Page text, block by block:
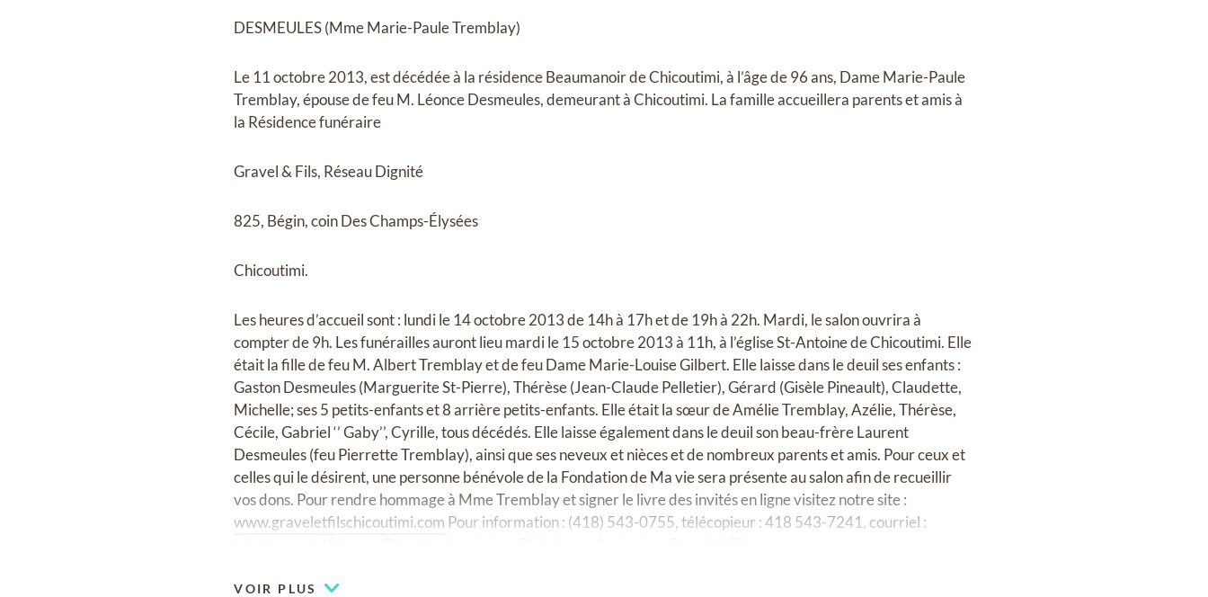
DESMEULES (Mme Marie-Paule Tremblay)
Le 11 octobre 2013, est décédée à la résidence Beaumanoir de Chicoutimi, à l’âge de 96 ans, Dame Marie-Paule
Tremblay, épouse de feu M. Léonce Desmeules, demeurant à Chicoutimi. La famille accueillera parents et amis à
la Résidence funéraire
Gravel & Fils, Réseau Dignité
825, Bégin, coin Des Champs-Élysées
Chicoutimi.
Les heures d’accueil sont : lundi le 14 octobre 2013 de 14h à 17h et de 19h à 22h. Mardi, le salon ouvrira à
compter de 9h. Les funérailles auront lieu mardi le 15 octobre 2013 à 11h, à l’église St-Antoine de Chicoutimi. Elle
était la fille de feu M. Albert Tremblay et de feu Dame Marie-Louise Gilbert. Elle laisse dans le deuil ses enfants :
Gaston Desmeules (Marguerite St-Pierre), Thérèse (Jean-Claude Pelletier), Gérard (Gisèle Pineault), Claudette,
Michelle; ses 5 petits-enfants et 8 arrière petits-enfants. Elle était la sœur de Amélie Tremblay, Azélie, Thérèse,
Cécile, Gabriel ‘’ Gaby’’, Cyrille, tous décédés. Elle laisse également dans le deuil son beau-frère Laurent
Desmeules (feu Pierrette Tremblay), ainsi que ses neveux et nièces et de nombreux parents et amis. Pour ceux et
celles qui le désirent, une personne bénévole de la Fondation de Ma vie sera présente au salon afin de recueillir
vos dons. Pour rendre hommage à Mme Tremblay et signer le livre des invités en ligne visitez notre site :
www.graveletfilschicoutimi.com Pour information : (418) 543-0755, télécopieur : 418 543-7241, courriel :
VOIR PLUS